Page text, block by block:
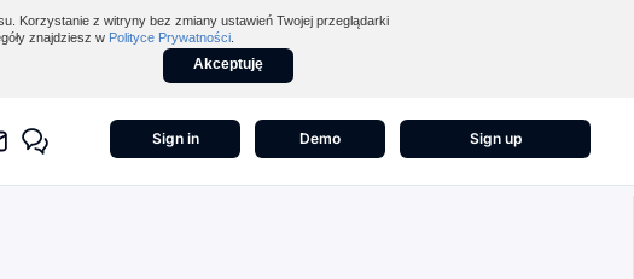
Korzystanie z witryny bez zmiany ustawień Twojej przeglądarki
znajdziesz w Polityce Prywatności
Akceptuję
Sign in Demo Sign up